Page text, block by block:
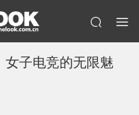
女子电竞的无限魅